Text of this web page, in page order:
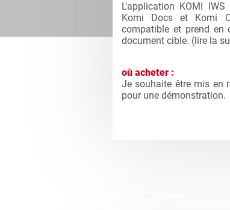
L'application KOMI
Komi Docs et Komi
compatible et prend en
document cible. (lire la
où acheter :
Je souhaite être mis en
pour une démonstration.